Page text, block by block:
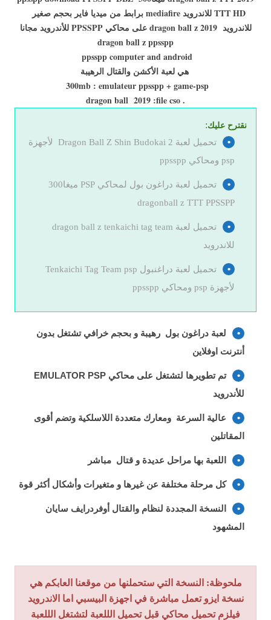
TTT HD للاندرويد mediafire برابط من ميديا فاير بحجم صغير
للاندرويد dragon ball z 2019 على محاكي PPSSPP للأندرويد مجانا
هي لعبة الأكشن والقتال الرهيبة
300mb : emulateur ppsspp + game-psp
. dragon ball 2019 :file cso
نقترح عليك:
تحميل لعبة Dragon Ball Z Shin Budokai 2 لأجهزة
psp ومحاكي ppsspp
dragonball z TTT PPSSPP
تحميل لعبة dragon ball z tenkaichi tag team
للاندرويد
تحميل لعبة دراغنبول Tenkaichi Tag Team psp
لأجهزة psp ومحاكي ppsspp
لعبة دراغون بول رهيبة و بحجم خرافي تشتغل بدون
أنترنت اوفلاين
تم تطویرھا لتشتغل على محاكي EMULATOR PSP
للأندروید
عالية السرعة ومعارك متعددة اللاسلكية وتضم أقوى
المقاتلين
اللعبة بها مراحل عديدة و قتال مباشر
كل مرحلة مختلفة عن غيرها و متغيرات وأشكال أكثر قوة
النسخة المجددة لنظام والقتال أوفردرايف سايان
المشهود
ملحوظة: النسخة التي ستحملنها من موقعنا العابكم هي
نسخة ايزو تعمل مباشرة في اجهزة البيسبي اما الاندرويد
فيلزم تحميل محاكي قبل تحميل الللعبة لتشتغل الللعبة